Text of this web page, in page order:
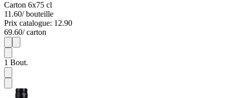
Carton 6x75 cl
11.60/ bouteille
Prix catalogue: 12.90
69.60/ carton
1
1 Bout.